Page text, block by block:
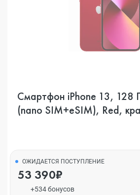
Смартфон iPhone 13, 128
(nano SIM+eSIM), Red,
ОЖИДАЕТСЯ ПОСТУПЛЕНИЕ
53 390₽
+534 бонусов